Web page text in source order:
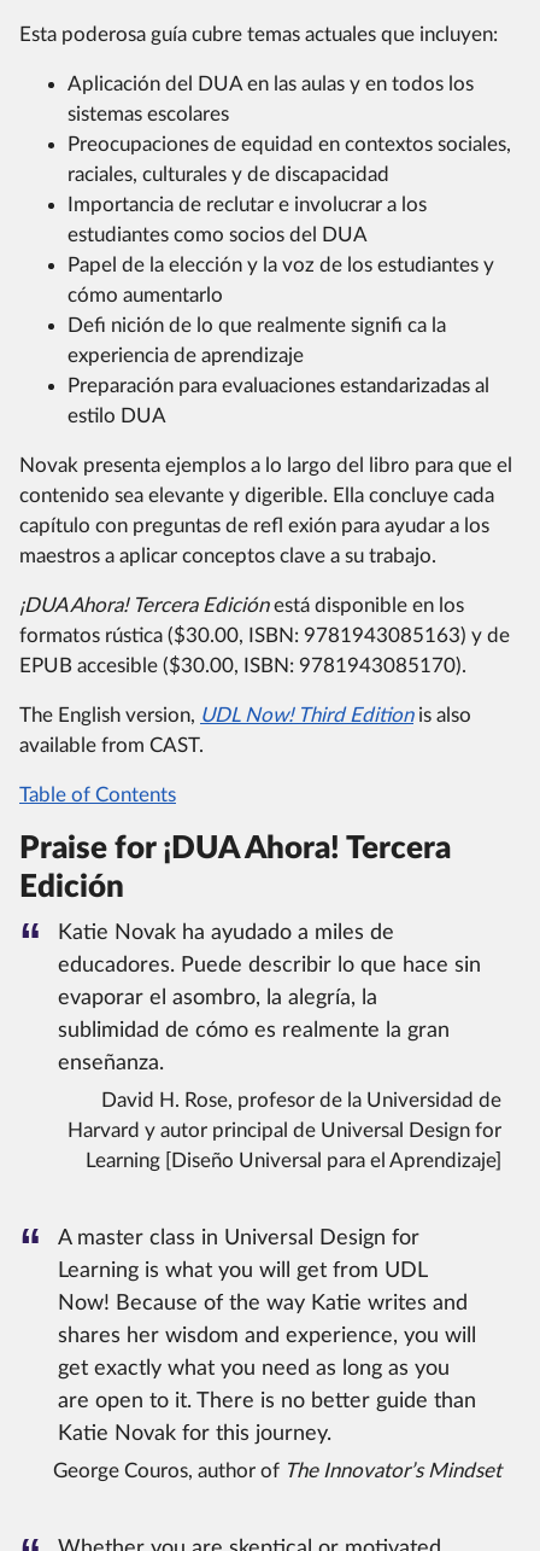
Esta poderosa guía cubre temas actuales que incluyen:
Aplicación del DUA en las aulas y en todos los
sistemas escolares
Preocupaciones de equidad en contextos sociales,
raciales, culturales y de discapacidad
Importancia de reclutar e involucrar a los
estudiantes como socios del DUA
Papel de la elección y la voz de los estudiantes y
cómo aumentarlo
Defi nición de lo que realmente signifi ca la
experiencia de aprendizaje
Preparación para evaluaciones estandarizadas al
estilo DUA
Novak presenta ejemplos a lo largo del libro para que el
contenido sea elevante y digerible. Ella concluye cada
capítulo con preguntas de refl exión para ayudar a los
maestros a aplicar conceptos clave a su trabajo.
¡DUA Ahora!Tercera Ediciónestá disponible en los
formatos rústica ($30.00, ISBN: 9781943085163) y de
EPUB accesible ($30.00, ISBN: 9781943085170).
The English version, UDL Now!Third Editionis also
available from CAST.
Table of Contents
Praise for ¡DUA Ahora! Tercera
Edición
Katie Novak ha ayudado a miles de
educadores. Puede describir lo que hace sin
evaporar el asombro, la alegría, la
sublimidad de cómo es realmente la gran
enseñanza.
David H. Rose, profesor de la Universidad de
Harvard y autor principal de Universal Design for
Learning [Diseño Universal para el Aprendizaje]
A master class in Universal Design for
Learning is what you will get from UDL
Now! Because of the way Katie writes and
shares her wisdom and experience, you will
get exactly what you need as long as you
are open to it. There is no better guide than
Katie Novak for this journey.
George Couros, author of The Innovator’s Mindset